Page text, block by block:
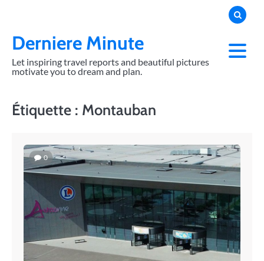
contentDerniere Minute
Let inspiring travel reports and beautiful pictures
motivate you to dream and plan.
Étiquette : Montauban
0